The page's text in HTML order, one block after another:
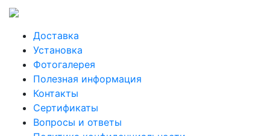
Доставка
Установка
Фотогалерея
Полезная информация
Контакты
Сертификаты
Вопросы и ответы